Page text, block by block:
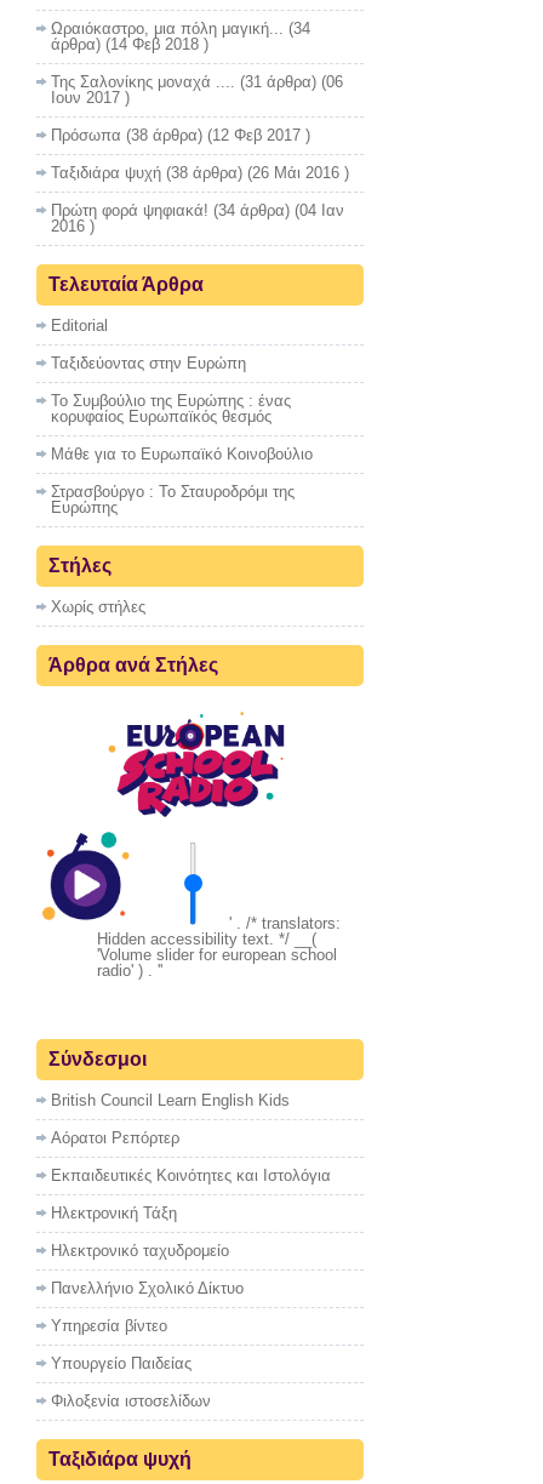
Ωραιόκαστρο, μια πόλη μαγική... (34
άρθρα) (14 Φεβ 2018 )
Της Σαλονίκης μοναχά .... (31 άρθρα) (06
Ιουν 2017 )
Πρόσωπα (38 άρθρα) (12 Φεβ 2017 )
Ταξιδιάρα ψυχή (38 άρθρα) (26 Μάι 2016 )
Πρώτη φορά ψηφιακά! (34 άρθρα) (04 Ιαν
2016 )
Τελευταία Άρθρα
Editorial
Ταξιδεύοντας στην Ευρώπη
Το Συμβούλιο της Ευρώπης : ένας
κορυφαίος Ευρωπαϊκός θεσμός
Μάθε για το Ευρωπαϊκό Κοινοβούλιο
Στρασβούργο : To Σταυροδρόμι της
Ευρώπης
Στήλες
Χωρίς στήλες
Άρθρα ανά Στήλες
' . /* translators:
Hidden accessibility text. */ __(
'Volume slider for european school
radio' ) . ''
Σύνδεσμοι
British Council Learn English Kids
Αόρατοι Ρεπόρτερ
Εκπαιδευτικές Κοινότητες και Ιστολόγια
Ηλεκτρονική Τάξη
Ηλεκτρονικό ταχυδρομείο
Πανελλήνιο Σχολικό Δίκτυο
Υπηρεσία βίντεο
Υπουργείο Παιδείας
Φιλοξενία ιστοσελίδων
Ταξιδιάρα ψυχή